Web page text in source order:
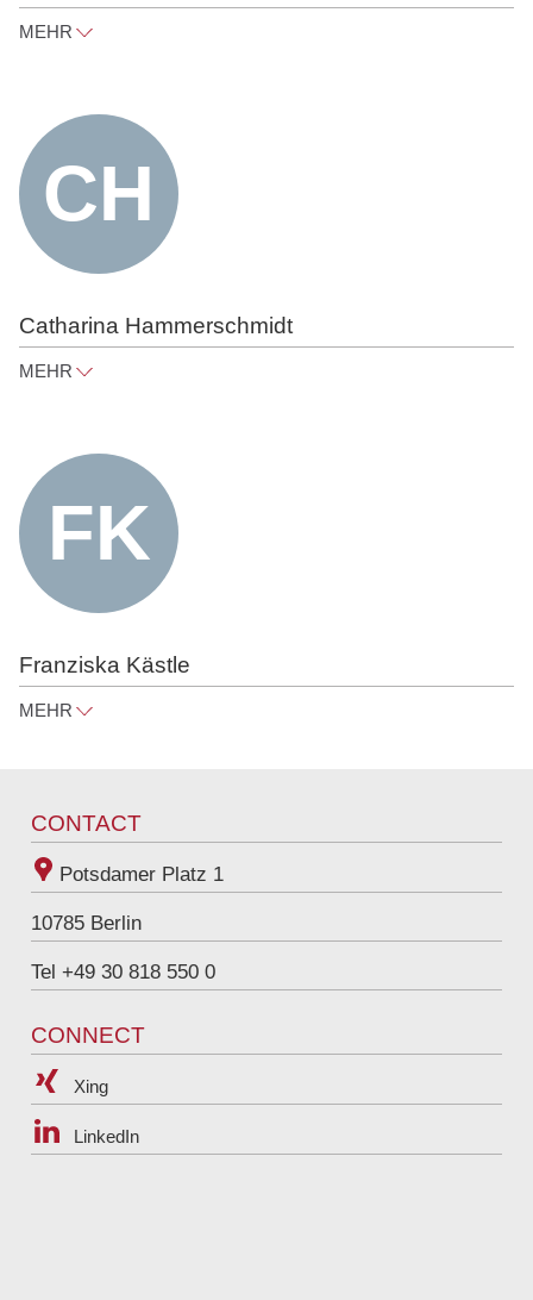
MEHR
Tel +49 30 818 550 315
Catharina Hammerschmidt
MEHR
Tel +49 30 818 550 307
Franziska Kästle
MEHR
Tel +49 30 818 550 312
CONTACT
Potsdamer Platz 1
10785 Berlin
Tel +49 30 818 550 0
CONNECT
Xing
LinkedIn